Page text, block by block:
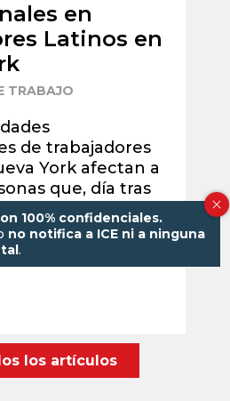
en
Latinos en
TRABAJO
de trabajadores
York afectan a
que, día tras
labores en la
limpieza,
...
los artículos
100% confidenciales.
no notifica a ICE ni a ninguna
.